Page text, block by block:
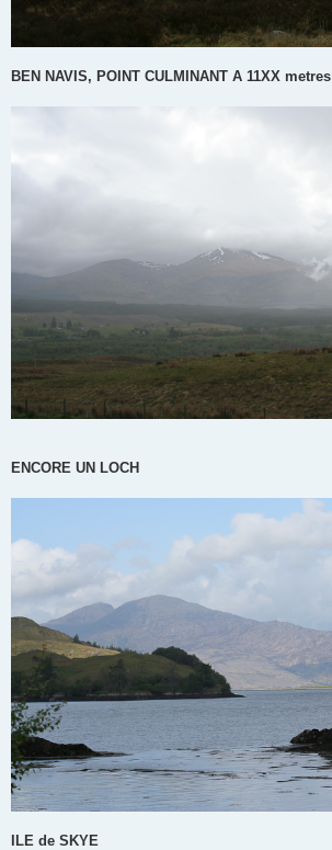
BEN NAVIS, POINT CULMINANT A 11XX metres
ENCORE UN LOCH
ILE de SKYE